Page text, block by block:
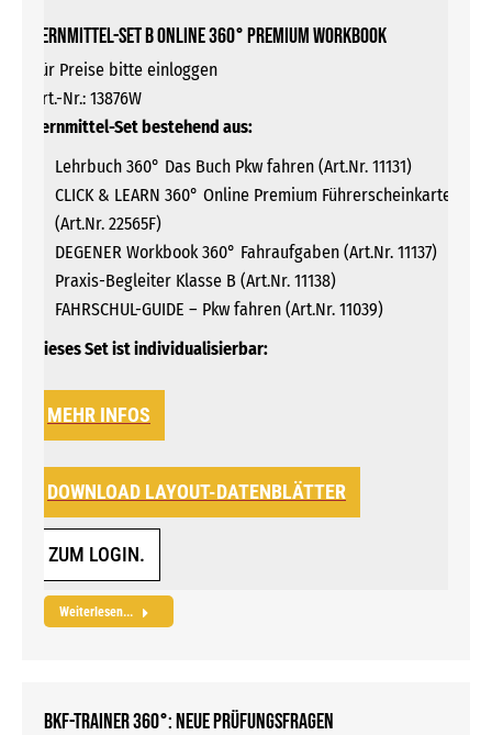
Lernmittel-Set B online 360° Premium WORKBOOK
Für Preise bitte einloggen
Art.-Nr.: 13876W
Lernmittel-Set bestehend aus:
Lehrbuch 360° Das Buch Pkw fahren (Art.Nr. 11131)
CLICK & LEARN 360° Online Premium Führerscheinkarte
(Art.Nr. 22565F)
DEGENER Workbook 360° Fahraufgaben (Art.Nr. 11137)
Praxis-Begleiter Klasse B (Art.Nr. 11138)
FAHRSCHUL-GUIDE – Pkw fahren (Art.Nr. 11039)
Dieses Set ist individualisierbar:
MEHR INFOS
DOWNLOAD LAYOUT-DATENBLÄTTER
ZUM LOGIN.
Weiterlesen...
BKF-Trainer 360°: Neue Prüfungsfragen